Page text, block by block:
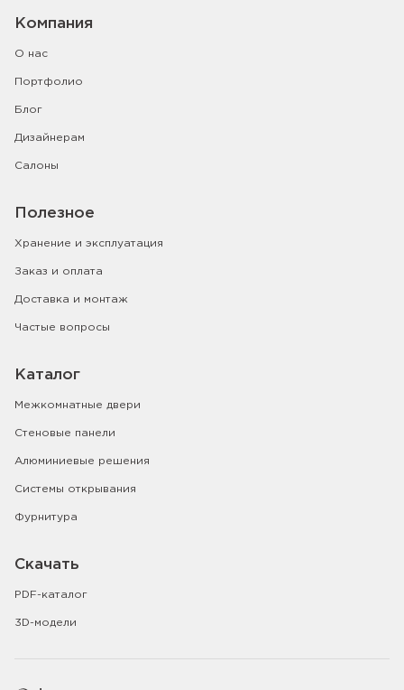
Компания
О нас
Портфолио
Блог
Дизайнерам
Салоны
Полезное
Хранение и эксплуатация
Заказ и оплата
Доставка и монтаж
Частые вопросы
Каталог
Межкомнатные двери
Стеновые панели
Алюминиевые решения
Системы открывания
Фурнитура
Скачать
PDF-каталог
3D-модели